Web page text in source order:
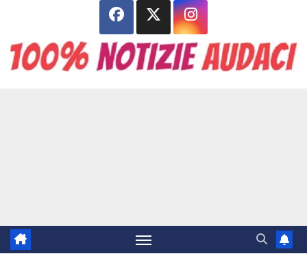
contenuto